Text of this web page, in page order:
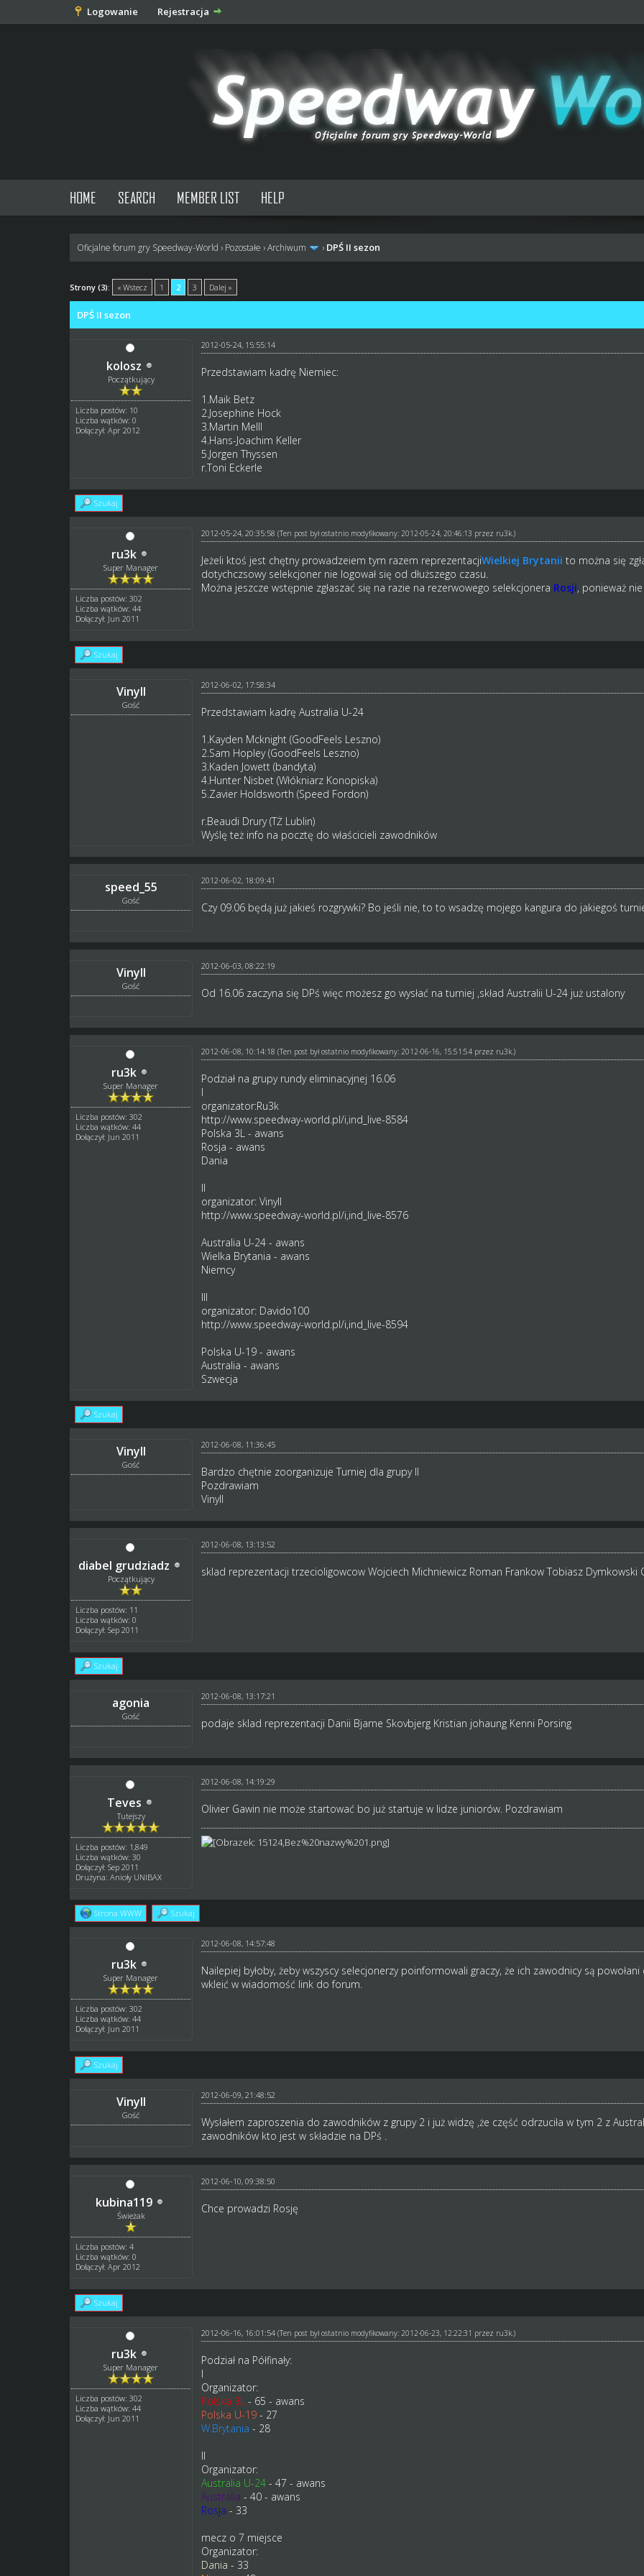
Logowanie Rejestracja
HOME SEARCH MEMBER LIST HELP
Oficjalne forum gry Speedway-World › Pozostałe ›Archiwum › DPŚ II sezon
Strony (3): « Wstecz 1 2 3 Dalej »
głosów - średnia: 0
DPŚ II sezon
kolosz
Początkujący
Liczba postów: 10
Liczba wątków: 0
Dołączył: Apr 2012
2012-05-24, 15:55:14
Przedstawiam kadrę Niemiec:
1.Maik Betz
2.Josephine Hock
3.Martin Melll
4.Hans-Joachim Keller
5.Jorgen Thyssen
r.Toni Eckerle
Szukaj
ru3k
Super Manager
Liczba postów: 302
Liczba wątków: 44
Dołączył: Jun 2011
2012-05-24, 20:35:58 (Ten post był ostatnio modyfikowany: 2012-05-24, 20:46:13 przez ru3k.)
Jeżeli ktoś jest chętny prowadzeiem tym razem reprezentacjiWielkiej Brytanii to można się
dotychczsowy selekcjoner nie logował się od dłuższego czasu.
Można jeszcze wstępnie zgłaszać się na razie na rezerwowego selekcjonera Rosji, ponieważ
Szukaj
Vinyll
Gość
2012-06-02, 17:58:34
Przedstawiam kadrę Australia U-24
1.Kayden Mcknight (GoodFeels Leszno)
2.Sam Hopley (GoodFeels Leszno)
3.Kaden Jowett (bandyta)
4.Hunter Nisbet (Włókniarz Konopiska)
5.Zavier Holdsworth (Speed Fordon)
r.Beaudi Drury (TŻ Lublin)
Wyślę też info na pocztę do właścicieli zawodników
speed_55
Gość
2012-06-02, 18:09:41
Czy 09.06 będą już jakieś rozgrywki? Bo jeśli nie, to to wsadzę mojego kangura do jakiegoś
Vinyll
Gość
2012-06-03, 08:22:19
Od 16.06 zaczyna się DPś więc możesz go wysłać na turniej ,skład Australii U-24 już ustalony
ru3k
Super Manager
Liczba postów: 302
Liczba wątków: 44
Dołączył: Jun 2011
2012-06-08, 10:14:18 (Ten post był ostatnio modyfikowany: 2012-06-16, 15:51:54 przez ru3k.)
Podział na grupy rundy eliminacyjnej 16.06
I
organizator:Ru3k
http://www.speedway-world.pl/i,ind_live-8584
Polska 3L - awans
Rosja - awans
Dania
II
organizator: Vinyll
http://www.speedway-world.pl/i,ind_live-8576
Australia U-24 - awans
Wielka Brytania - awans
Niemcy
III
organizator: Davido100
http://www.speedway-world.pl/i,ind_live-8594
Polska U-19 - awans
Australia - awans
Szwecja
Szukaj
Vinyll
Gość
2012-06-08, 11:36:45
Bardzo chętnie zoorganizuje Turniej dla grupy II
Pozdrawiam
Vinyll
diabel grudziadz
Początkujący
Liczba postów: 11
Liczba wątków: 0
Dołączył: Sep 2011
2012-06-08, 13:13:52
sklad reprezentacji trzecioligowcow Wojciech Michniewicz Roman Frankow Tobiasz Dymkowski
Szukaj
agonia
Gość
2012-06-08, 13:17:21
podaje sklad reprezentacji Danii Bjarne Skovbjerg Kristian johaung Kenni Porsing
Teves
Tutejszy
Liczba postów: 1,849
Liczba wątków: 30
Dołączył: Sep 2011
Drużyna: Anioły UNIBAX
2012-06-08, 14:19:29
Olivier Gawin nie może startować bo już startuje w lidze juniorów. Pozdrawiam
Strona WWW Szukaj
ru3k
Super Manager
Liczba postów: 302
Liczba wątków: 44
Dołączył: Jun 2011
2012-06-08, 14:57:48
Nailepiej byłoby, żeby wszyscy selecjonerzy poinformowali graczy, że ich zawodnicy są
wkleić w wiadomość link do forum.
Szukaj
Vinyll
Gość
2012-06-09, 21:48:52
Wysłałem zaproszenia do zawodników z grupy 2 i już widzę ,że część odrzuciła w tym 2 z
zawodników kto jest w składzie na DPś .
kubina119
Świeżak
Liczba postów: 4
Liczba wątków: 0
Dołączył: Apr 2012
2012-06-10, 09:38:50
Chce prowadzi Rosję
Szukaj
ru3k
Super Manager
Liczba postów: 302
Liczba wątków: 44
Dołączył: Jun 2011
2012-06-16, 16:01:54 (Ten post był ostatnio modyfikowany: 2012-06-23, 12:22:31 przez ru3k.)
Podział na Półfinały:
I
Organizator:
Polska 3L - 65 - awans
Polska U-19- 27
W.Brytania - 28
II
Organizator:
Australia U-24- 47 - awans
Australia - 40 - awans
Rosja - 33
mecz o 7 miejsce
Organizator:
Dania - 33